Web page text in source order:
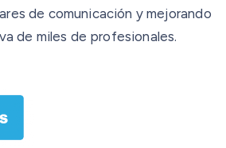
de comunicación y mejorando
de miles de profesionales.